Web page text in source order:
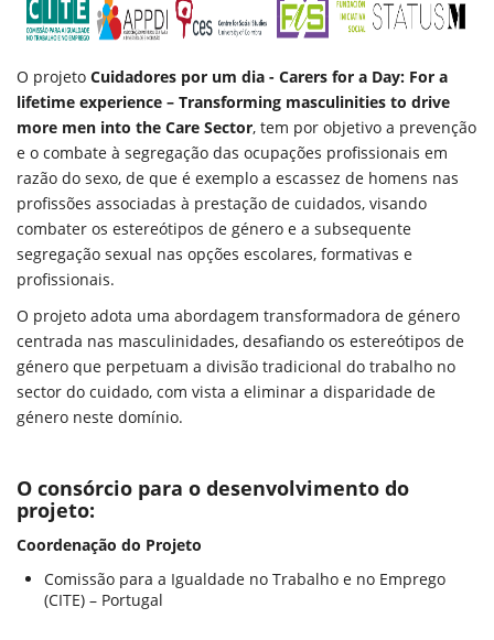
O projeto Cuidadores por um dia - Carers for a Day: For a
lifetime experience – Transforming masculinities to drive
more men into the Care Sector, tem por objetivo a prevenção
e o combate à segregação das ocupações profissionais em
razão do sexo, de que é exemplo a escassez de homens nas
profissões associadas à prestação de cuidados, visando
combater os estereótipos de género e a subsequente
segregação sexual nas opções escolares, formativas e
profissionais.
O projeto adota uma abordagem transformadora de género
centrada nas masculinidades, desafiando os estereótipos de
género que perpetuam a divisão tradicional do trabalho no
sector do cuidado, com vista a eliminar a disparidade de
género neste domínio.
O consórcio para o desenvolvimento do
projeto:
Coordenação do Projeto
Comissão para a Igualdade no Trabalho e no Emprego
(CITE) – Portugal